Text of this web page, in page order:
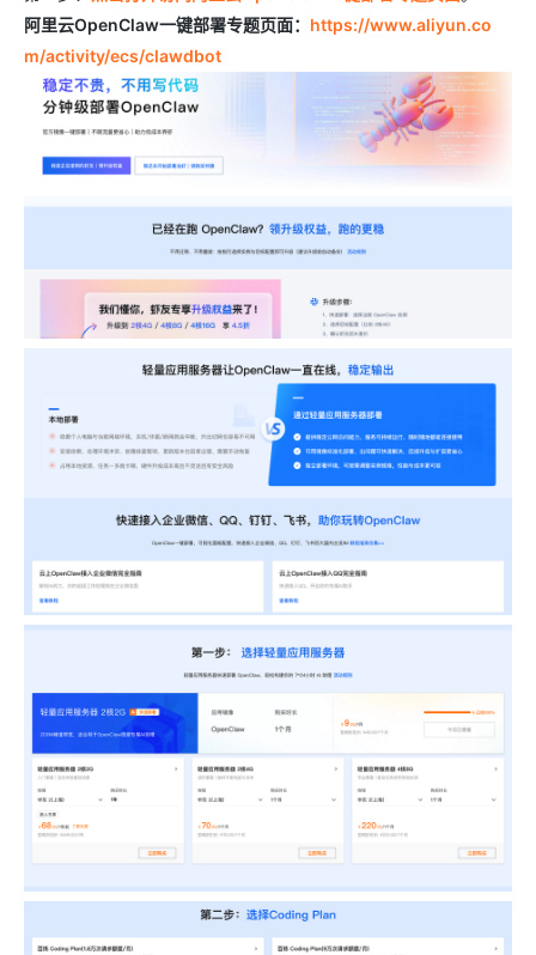
阿里云OpenClaw一键部署专题页面： https://www.aliyun.co
m/activity/ecs/clawdbot